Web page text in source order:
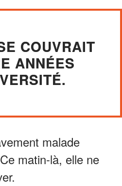
COUVRAIT
ANNÉES
malade
matin-là, elle ne